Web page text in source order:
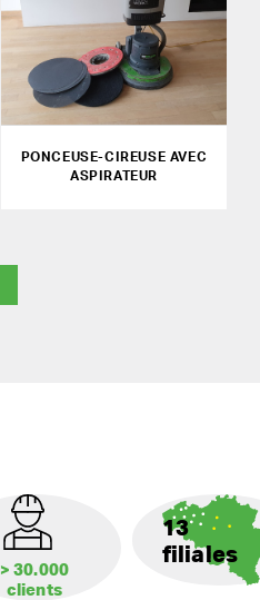
PONCEUSE-CIREUSE AVEC
ASPIRATEUR
> 30.000
clients
13
filiales